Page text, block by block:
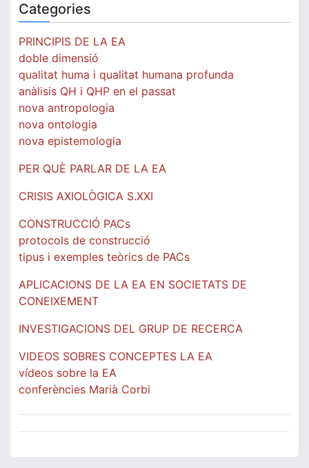
Categories
PRINCIPIS DE LA EA
doble dimensió
qualitat huma i qualitat humana profunda
anàlisis QH i QHP en el passat
nova antropologia
nova ontologia
nova epistemologia
PER QUÈ PARLAR DE LA EA
CRISIS AXIOLÒGICA S.XXI
CONSTRUCCIÓ PACs
protocols de construcció
tipus i exemples teòrics de PACs
APLICACIONS DE LA EA EN SOCIETATS DE
CONEIXEMENT
INVESTIGACIONS DEL GRUP DE RECERCA
VIDEOS SOBRES CONCEPTES LA EA
vídeos sobre la EA
conferències Marià Corbi